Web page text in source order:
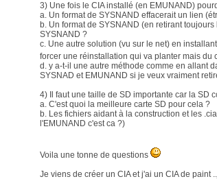
3) Une fois le CIA installé (en EMUNAND)
a. Un format de SYSNAND effacerait un lien
b. Un format de SYSNAND (en retirant
SYSNAND ?
c. Une autre solution (vu sur le net) en
forcer une réinstallation qui va planter mais
d. y a-t-il une autre méthode comme en allant
SYSNAD et EMUNAND si je veux vraiment
4) Il faut une taille de SD importante car la SD
a. C'est quoi la meilleure carte SD pour cela ?
b. Les fichiers aidant à la construction et les
l'EMUNAND c'est ca ?)
Voila une tonne de questions
Je viens de créer un CIA et j'ai un CIA de